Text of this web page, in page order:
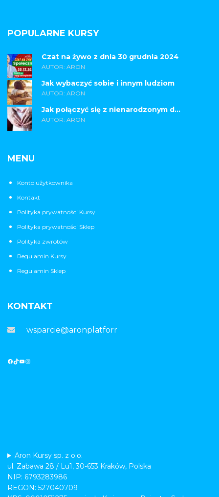
POPULARNE KURSY
Czat na żywo z dnia 30 grudnia 2024
AUTOR: ARON
Jak wybaczyć sobie i innym ludziom
AUTOR: ARON
Jak połączyć się z nienarodzonym d...
AUTOR: ARON
MENU
Konto użytkownika
Kontakt
Polityka prywatności Kursy
Polityka prywatności Sklep
Polityka zwrotów
Regulamin Kursy
Regulamin Sklep
KONTAKT
wsparcie@aronplatforma.pl
Aron Kursy sp. z o.o.
ul. Zabawa 28 / Lu1, 30-653 Kraków, Polska
NIP: 6793283986
REGON: 527040709